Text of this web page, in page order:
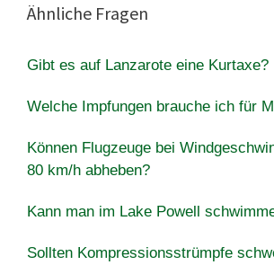
Ähnliche Fragen
Gibt es auf Lanzarote eine Kurtaxe?
Welche Impfungen brauche ich für
Können Flugzeuge bei
80 km/h abheben?
Kann man im Lake Powell
Sollten Kompressionsstrümpfe